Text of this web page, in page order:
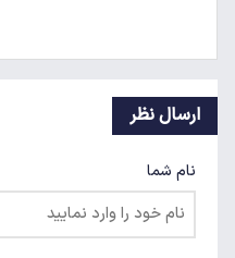
ارسال نظر
نام شما